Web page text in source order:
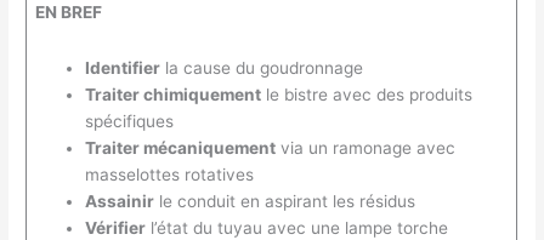
EN BREF
Identifierla cause du goudronnage
Traiter chimiquementle bistre avec des produits
spécifiques
Traiter mécaniquementvia un ramonage avec
masselottes rotatives
Assainirle conduit en aspirant les résidus
Vérifierl’état du tuyau avec une lampe torche